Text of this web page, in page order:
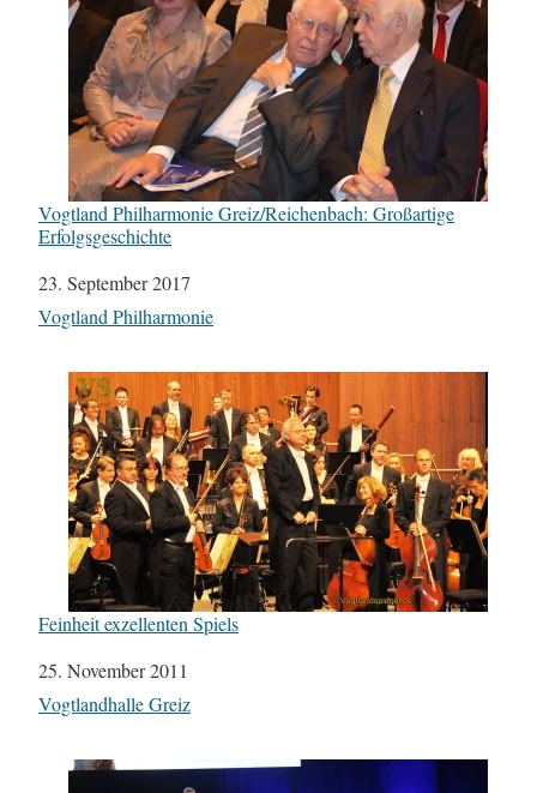
Vogtland Philharmonie Greiz/Reichenbach: Großartige
Erfolgsgeschichte
Datum
23. September 2017
In Bezug auf
Vogtland Philharmonie
Feinheit exzellenten Spiels
Datum
25. November 2011
In Bezug auf
Vogtlandhalle Greiz